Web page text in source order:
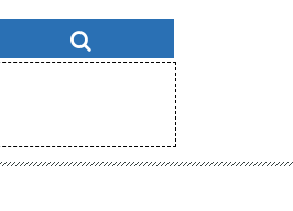
Search for: